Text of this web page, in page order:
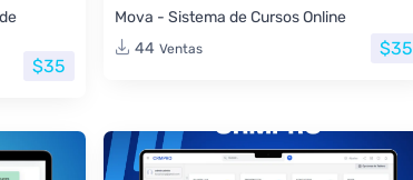
$35
Mova - Sistema de Cursos Online
44 Ventas $35